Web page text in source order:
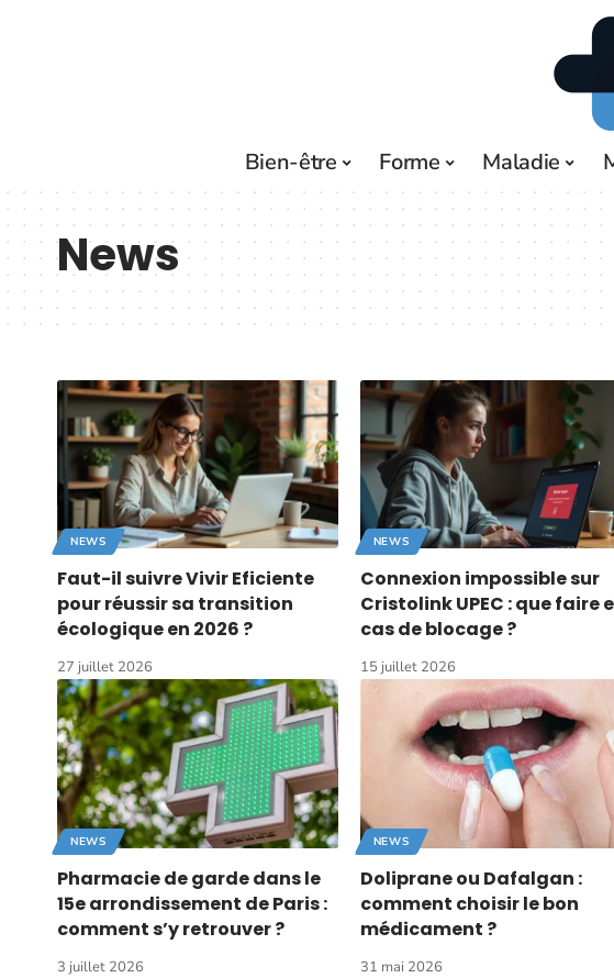
Bien-être Forme Maladie
News
NEWS
Faut-il suivre Vivir Eficiente
pour réussir sa transition
écologique en 2026 ?
27 juillet 2026
NEWS
Connexion impossible sur
Cristolink UPEC : que faire
cas de blocage ?
15 juillet 2026
NEWS
Pharmacie de garde dans le
15e arrondissement de Paris :
comment s’y retrouver ?
3 juillet 2026
NEWS
Doliprane ou Dafalgan :
comment choisir le bon
médicament ?
31 mai 2026